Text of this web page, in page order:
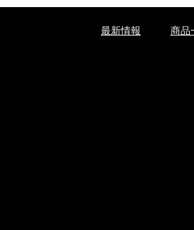
最新情報 商品